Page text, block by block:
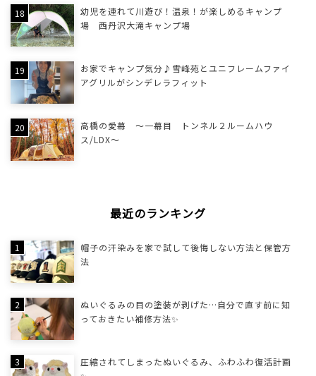
幼児を連れて川遊び！温泉！が楽しめるキャンプ
場 西丹沢大滝キャンプ場
お家でキャンプ気分♪雪峰苑とユニフレームファイ
アグリルがシンデレラフィット
高橋の愛幕 ～一幕目 トンネル２ルームハウ
ス/LDX～
最近のランキング
帽子の汗染みを家で試して後悔しない方法と保管方
法
ぬいぐるみの目の塗装が剥げた…自分で直す前に知
っておきたい補修方法✨
圧縮されてしまったぬいぐるみ、ふわふわ復活計画